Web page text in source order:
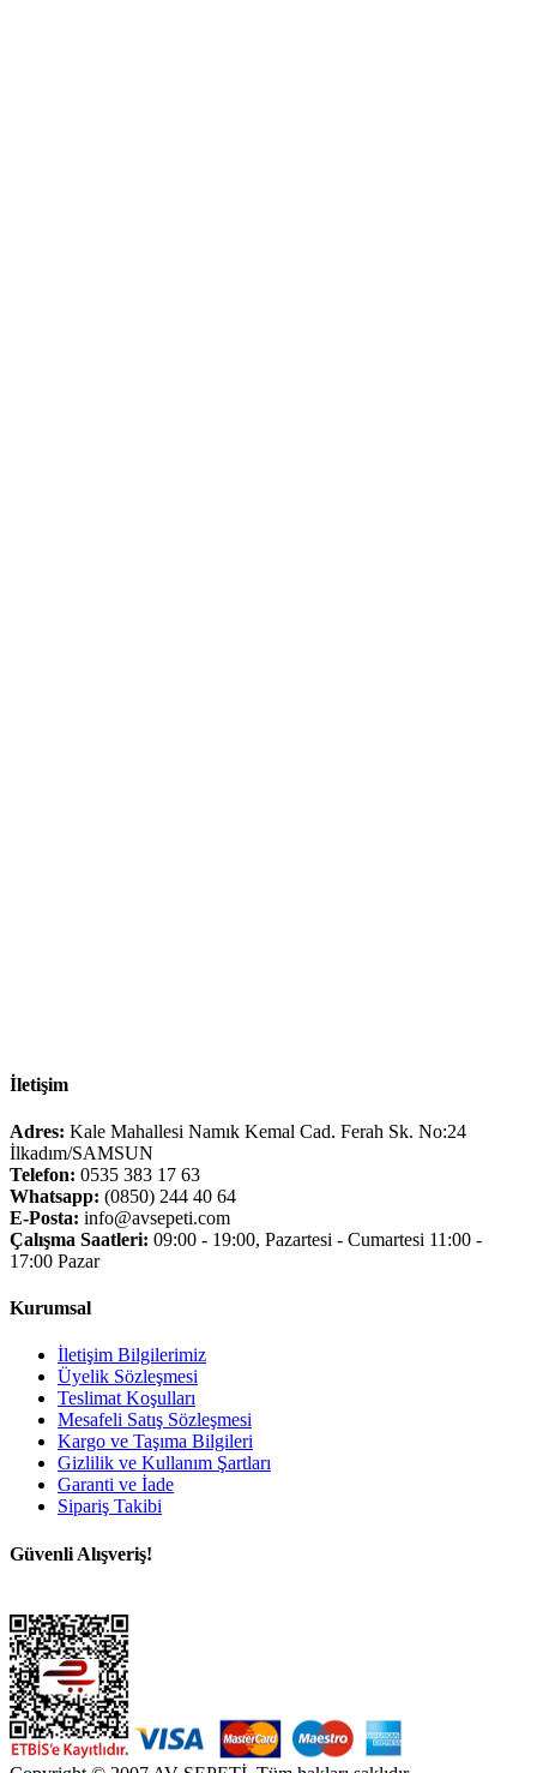
İletişim
Adres: Kale Mahallesi Namık Kemal Cad. Ferah Sk. No:24
İlkadım/SAMSUN
Telefon: 0535 383 17 63
Whatsapp: (0850) 244 40 64
E-Posta: info@avsepeti.com
Çalışma Saatleri: 09:00 - 19:00, Pazartesi - Cumartesi 11:00 -
17:00 Pazar
Kurumsal
İletişim Bilgilerimiz
Üyelik Sözleşmesi
Teslimat Koşulları
Mesafeli Satış Sözleşmesi
Kargo ve Taşıma Bilgileri
Gizlilik ve Kullanım Şartları
Garanti ve İade
Sipariş Takibi
Güvenli Alışveriş!